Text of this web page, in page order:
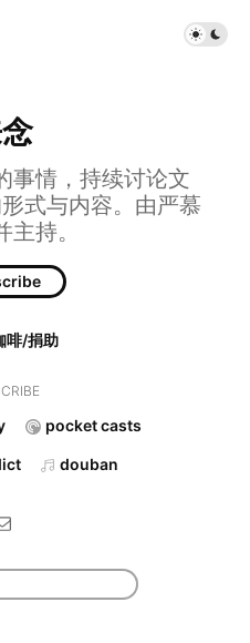
事情，持续讨论文
式与内容。由严慕
主持。
啡/捐助
pocket casts
douban